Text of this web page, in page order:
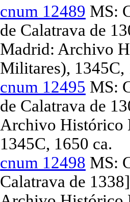
cnum 12489 MS:
de Calatrava de
Madrid: Archivo
Militares), 1345C,
cnum 12495 MS:
de Calatrava de
Archivo Histórico
1345C, 1650 ca.
cnum 12498 MS:
Calatrava de